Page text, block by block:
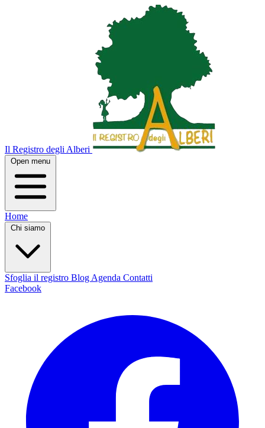
Il Registro degli Alberi
Open menu
Home
Chi siamo
Sfoglia il registro Blog Agenda Contatti
Facebook